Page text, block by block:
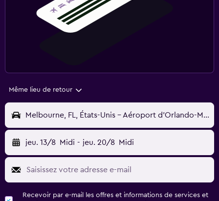
Même lieu de retour
Melbourne, FL, États-Unis - Aéroport d'Orlando-Melbourne (MLB)
jeu. 13/8 Midi - jeu. 20/8 Midi
Recevoir par e-mail les offres et informations de services et